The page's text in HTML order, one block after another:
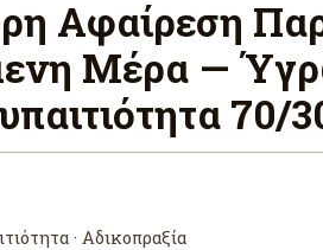
Αφαίρεση
Μέρα —
70/
· Αδικοπραξία